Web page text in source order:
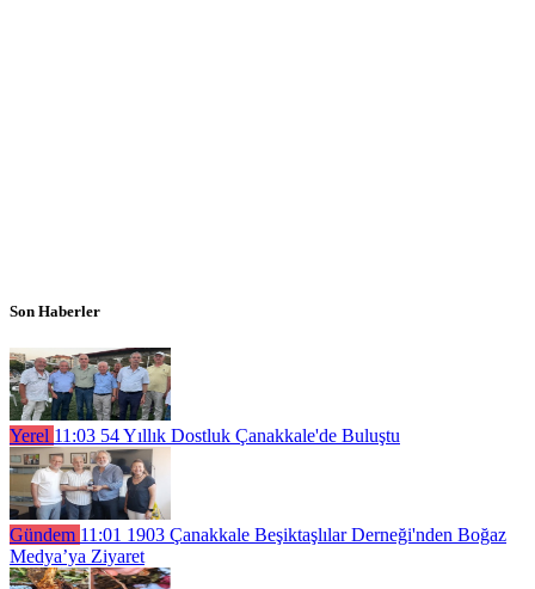
Son Haberler
Yerel 11:03 54 Yıllık Dostluk Çanakkale'de Buluştu
Gündem 11:01 1903 Çanakkale Beşiktaşlılar Derneği'nden Boğaz
Medya’ya Ziyaret